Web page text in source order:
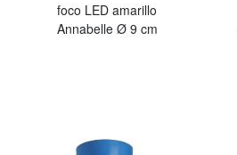
foco LED amarillo
Annabelle Ø 9 cm